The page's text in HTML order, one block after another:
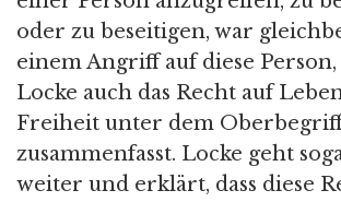
oder zu beseitigen, war
einem Angriff auf diese Person,
Locke auch das Recht auf
Freiheit unter dem Oberbegriff
zusammenfasst. Locke geht
weiter und erklärt, dass diese